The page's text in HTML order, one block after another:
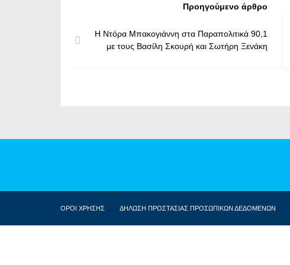
Προηγούμενο άρθρο
Η Ντόρα Μπακογιάννη στα Παραπολιτικά 90,1
με τους Βασίλη Σκουρή και Σωτήρη Ξενάκη
ΟΡΟΙ ΧΡΗΣΗΣ ΔΗΛΩΣΗ ΠΡΟΣΤΑΣΙΑΣ ΠΡΟΣΩΠΙΚΩΝ ΔΕΔΟΜΕΝΩΝ